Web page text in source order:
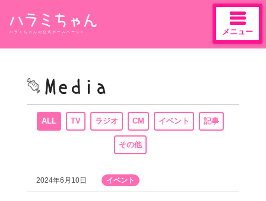
content
ハラミちゃんの公式ホームページ♪ メニュー
ALL TV ラジオ CM イベント 記事
その他
2024年6月10日 イベント